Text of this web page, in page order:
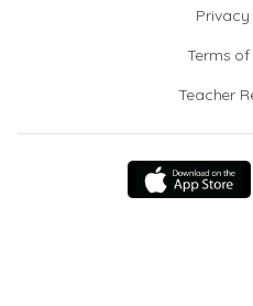
Terms
Teacher